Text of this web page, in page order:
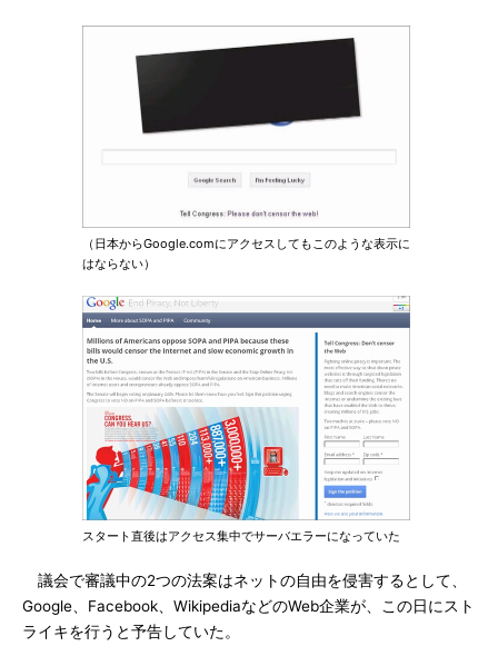
（日本からGoogle.comにアクセスしてもこのような表示に
はならない）
スタート直後はアクセス集中でサーバエラーになっていた
議会で審議中の2つの法案はネットの自由を侵害するとして、
Google、Facebook、WikipediaなどのWeb企業が、この日にスト
ライキを行うと予告していた。